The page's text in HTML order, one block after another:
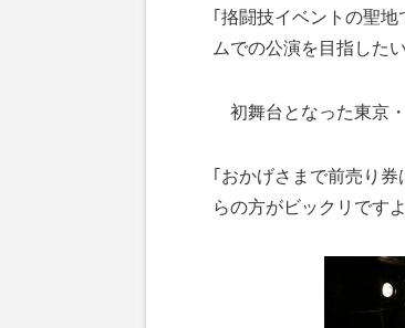
｢挌闘技イベントの聖
ムでの公演を目指した
初舞台となった東京
｢おかげさまで前売り
らの方がビックリです